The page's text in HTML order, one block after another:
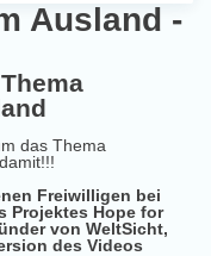
Ausland -
das Thema
Freiwilligen bei
Projektes Hope for
von WeltSicht,
des Videos